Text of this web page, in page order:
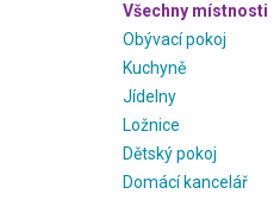
Všechny místnosti
Obývací pokoj
Kuchyně
Jídelny
Ložnice
Dětský pokoj
Domácí kancelář